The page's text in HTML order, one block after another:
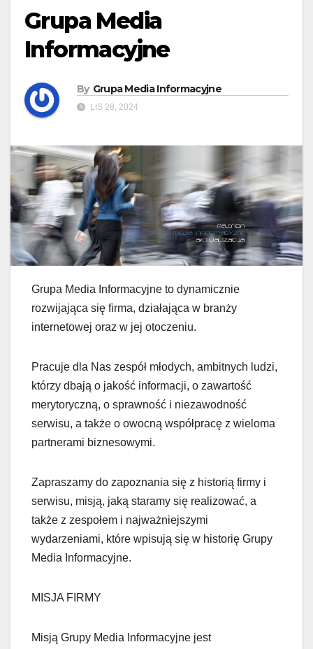
Grupa Media
Informacyjne
By Grupa Media Informacyjne
LIS 28, 2024
Grupa Media Informacyjne to dynamicznie
rozwijająca się firma, działająca w branży
internetowej oraz w jej otoczeniu.
Pracuje dla Nas zespół młodych, ambitnych ludzi,
którzy dbają o jakość informacji, o zawartość
merytoryczną, o sprawność i niezawodność
serwisu, a także o owocną współpracę z wieloma
partnerami biznesowymi.
Zapraszamy do zapoznania się z historią firmy i
serwisu, misją, jaką staramy się realizować, a
także z zespołem i najważniejszymi
wydarzeniami, które wpisują się w historię Grupy
Media Informacyjne.
MISJA FIRMY
Misją Grupy Media Informacyjne jest